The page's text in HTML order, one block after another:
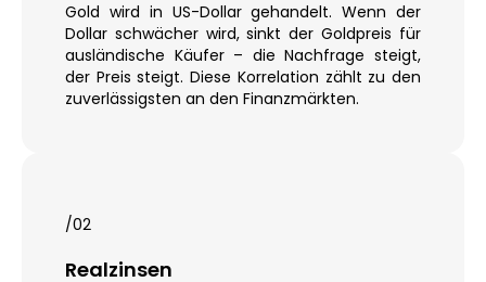
Gold wird in US-Dollar gehandelt. Wenn der
Dollar schwächer wird, sinkt der Goldpreis für
ausländische Käufer – die Nachfrage steigt,
der Preis steigt. Diese Korrelation zählt zu den
zuverlässigsten an den Finanzmärkten.
/02
Realzinsen